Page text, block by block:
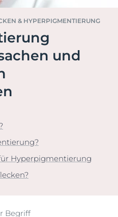
& HYPERPIGMENTIERUNG
und
Hyperpigmentierung
Begriff